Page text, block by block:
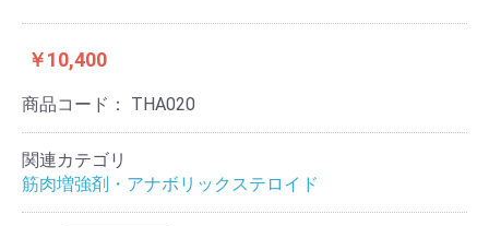
￥10,400
商品コード： THA020
関連カテゴリ
筋肉増強剤・アナボリックステロイド